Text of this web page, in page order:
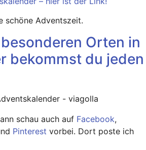
schöne Adventszeit.
Orten in
bekommst du jeden
schau auch auf Facebook,
Pinterest vorbei. Dort poste ich